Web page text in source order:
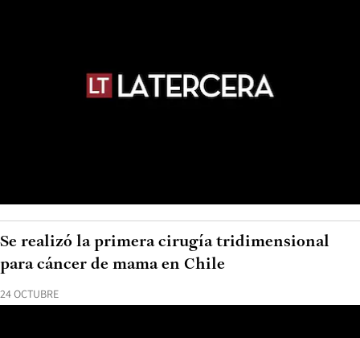
24 OCTUBRE
Se realizó la primera cirugía tridimensional
para cáncer de mama en Chile